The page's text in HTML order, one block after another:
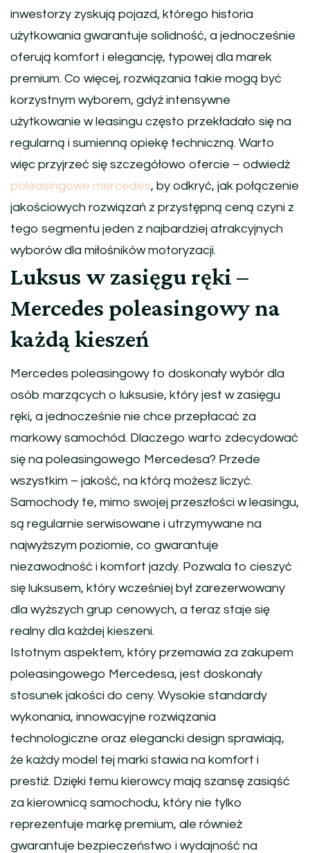
inwestorzy zyskują pojazd, którego historia
użytkowania gwarantuje solidność, a jednocześnie
oferują komfort i elegancję, typowej dla marek
premium. Co więcej, rozwiązania takie mogą być
korzystnym wyborem, gdyż intensywne
użytkowanie w leasingu często przekładało się na
regularną i sumienną opiekę techniczną. Warto
więc przyjrzeć się szczegółowo ofercie – odwiedź
poleasingowe mercedes, by odkryć, jak połączenie
jakościowych rozwiązań z przystępną ceną czyni z
tego segmentu jeden z najbardziej atrakcyjnych
wyborów dla miłośników motoryzacji.
Luksus w zasięgu ręki –
Mercedes poleasingowy na
każdą kieszeń
Mercedes poleasingowy to doskonały wybór dla
osób marzących o luksusie, który jest w zasięgu
ręki, a jednocześnie nie chce przepłacać za
markowy samochód. Dlaczego warto zdecydować
się na poleasingowego Mercedesa? Przede
wszystkim – jakość, na którą możesz liczyć.
Samochody te, mimo swojej przeszłości w leasingu,
są regularnie serwisowane i utrzymywane na
najwyższym poziomie, co gwarantuje
niezawodność i komfort jazdy. Pozwala to cieszyć
się luksusem, który wcześniej był zarezerwowany
dla wyższych grup cenowych, a teraz staje się
realny dla każdej kieszeni.
Istotnym aspektem, który przemawia za zakupem
poleasingowego Mercedesa, jest doskonały
stosunek jakości do ceny. Wysokie standardy
wykonania, innowacyjne rozwiązania
technologiczne oraz elegancki design sprawiają,
że każdy model tej marki stawia na komfort i
prestiż. Dzięki temu kierowcy mają szansę zasiąść
za kierownicą samochodu, który nie tylko
reprezentuje markę premium, ale również
gwarantuje bezpieczeństwo i wydajność na